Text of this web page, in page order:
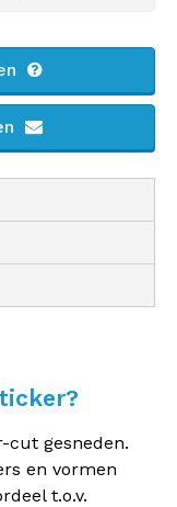
gesneden.
en vormen
t.o.v.